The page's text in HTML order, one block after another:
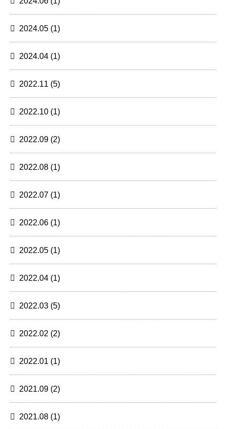
2024.05 (1)
2024.04 (1)
2022.11 (5)
2022.10 (1)
2022.09 (2)
2022.08 (1)
2022.07 (1)
2022.06 (1)
2022.05 (1)
2022.04 (1)
2022.03 (5)
2022.02 (2)
2022.01 (1)
2021.09 (2)
2021.08 (1)